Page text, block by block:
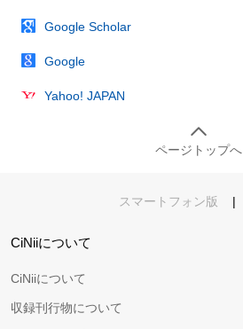
Google Scholar
Google
Yahoo! JAPAN
ページトップへ
スマートフォン版 |
CiNiiについて
CiNiiについて
収録刊行物について